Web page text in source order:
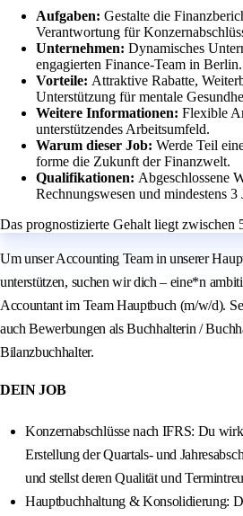
Aufgaben: Gestalte die
Verantwortung für
Unternehmen: Dynamisches
engagierten Finance-Team in Berlin.
Vorteile: Attraktive Rabatte,
Unterstützung für mentale
Weitere Informationen: Flexible
unterstützendes Arbeitsumfeld.
Warum dieser Job: Werde Teil
forme die Zukunft der Finanzwelt.
Qualifikationen: Abgeschlossene
Rechnungswesen und mindestens 3
Das prognostizierte Gehalt liegt zwischen
Um unser Accounting Team in unserer
unterstützen, suchen wir dich – eine*n
Accountant im Team Hauptbuch (m/w/d).
auch Bewerbungen als Buchhalterin /
Bilanzbuchhalter.
DEIN JOB
Konzernabschlüsse nach IFRS: Du
Erstellung der Quartals- und
und stellst deren Qualität und
Hauptbuchhaltung & Konsolidierung: